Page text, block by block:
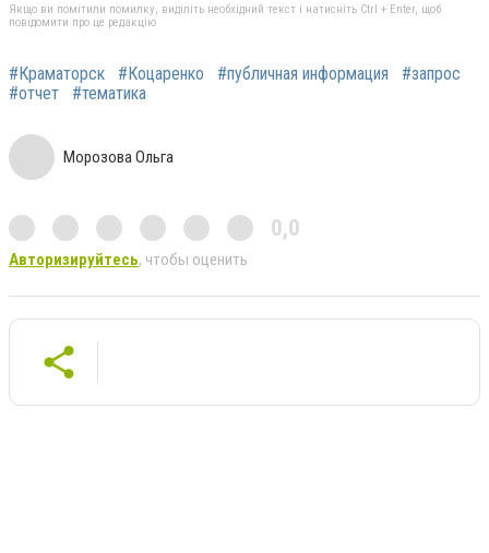
Якщо ви помітили помилку, виділіть необхідний текст і натисніть Ctrl + Enter, щоб
повідомити про це редакцію
#Краматорск #Коцаренко #публичная информация
#запрос
#отчет
#тематика
Морозова Ольга
0,0
Авторизируйтесь, чтобы оценить